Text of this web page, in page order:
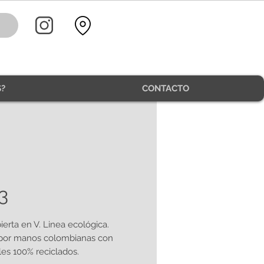
CONTACTO
en V. Linea ecológica.
manos colombianas con
100% reciclados.